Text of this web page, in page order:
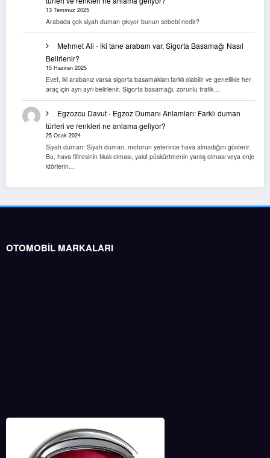
13 Temmuz 2025
Arabada çok siyah duman çıkıyor bunun sebebi nedir?
Mehmet Ali - İki tane arabam var, Sigorta Basamağı Nasıl
Belirlenir?
15 Haziran 2025
Evet, iki arabanız varsa sigorta basamakları farklı olabilir ve genellikle her
araç için ayrı ayrı belirlenir. Sigorta basamağı, zorunlu trafik…
Egzozcu Davut- Egzoz Dumanı Anlamları: Farklı duman
türleri ve renkleri ne anlama geliyor?
25 Ocak 2024
Siyah duman: Siyah duman, motorun yeterince hava almadığını gösterir.
Bu, hava filtresinin tıkalı olması, yakıt püskürtmenin yanlış olması veya enje
ktörlerin…
OTOMOBİL MARKALARI